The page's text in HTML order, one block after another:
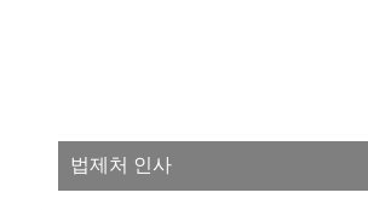
법제처 인사